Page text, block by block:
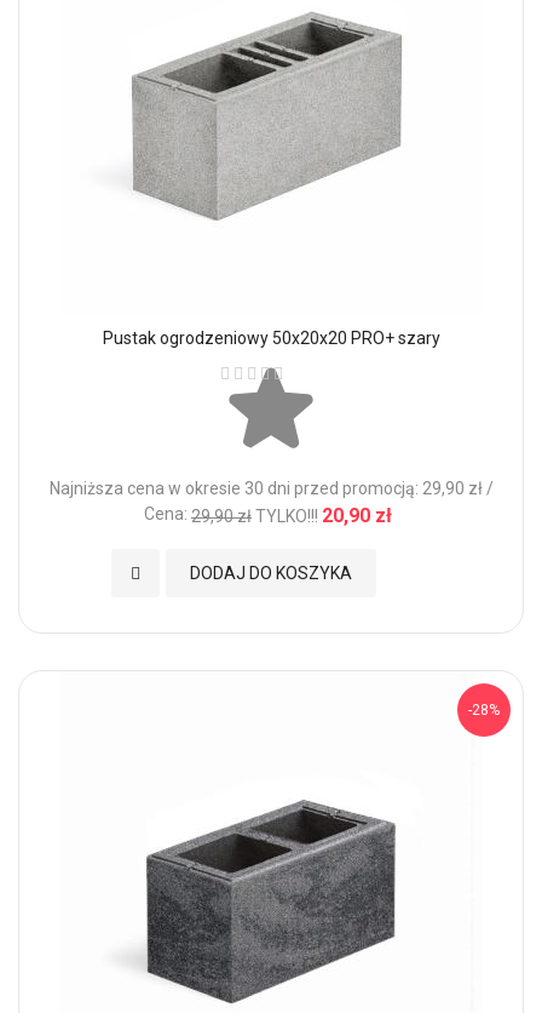
Pustak ogrodzeniowy 50x20x20 PRO+ szary
Ocena:
Najniższa cena w okresie 30 dni przed promocją: 29,90 zł /
Cena: 29,90 złTYLKO!!! 20,90 zł
DODAJ DO KOSZYKA
Dodaj do Ulubionych
-28%